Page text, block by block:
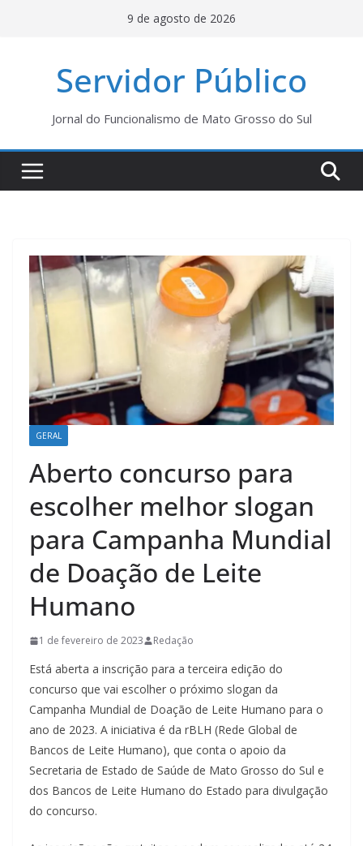
9 de agosto de 2026
Servidor Público
Jornal do Funcionalismo de Mato Grosso do Sul
GERAL
Aberto concurso para
escolher melhor slogan
para Campanha Mundial
de Doação de Leite
Humano
1 de fevereiro de 2023 Redação
Está aberta a inscrição para a terceira edição do
concurso que vai escolher o próximo slogan da
Campanha Mundial de Doação de Leite Humano para o
ano de 2023. A iniciativa é da rBLH (Rede Global de
Bancos de Leite Humano), que conta o apoio da
Secretaria de Estado de Saúde de Mato Grosso do Sul e
dos Bancos de Leite Humano do Estado para divulgação
do concurso.